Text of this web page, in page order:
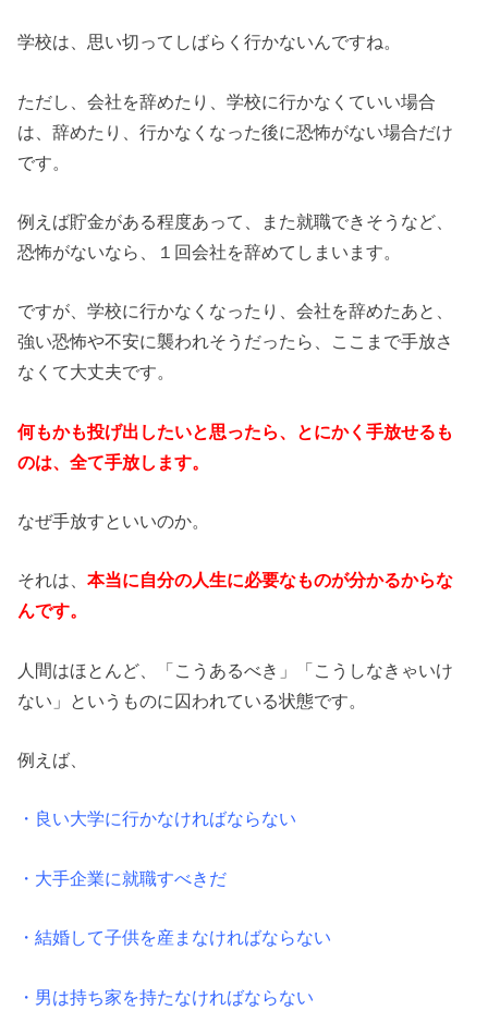
学校は、思い切ってしばらく行かないんですね。
ただし、会社を辞めたり、学校に行かなくていい場合
は、辞めたり、行かなくなった後に恐怖がない場合だけ
です。
例えば貯金がある程度あって、また就職できそうなど、
恐怖がないなら、１回会社を辞めてしまいます。
ですが、学校に行かなくなったり、会社を辞めたあと、
強い恐怖や不安に襲われそうだったら、ここまで手放さ
なくて大丈夫です。
何もかも投げ出したいと思ったら、とにかく手放せるも
のは、全て手放します。
なぜ手放すといいのか。
それは、本当に自分の人生に必要なものが分かるからな
んです。
人間はほとんど、「こうあるべき」「こうしなきゃいけ
ない」というものに囚われている状態です。
例えば、
・良い大学に行かなければならない
・大手企業に就職すべきだ
・結婚して子供を産まなければならない
・男は持ち家を持たなければならない